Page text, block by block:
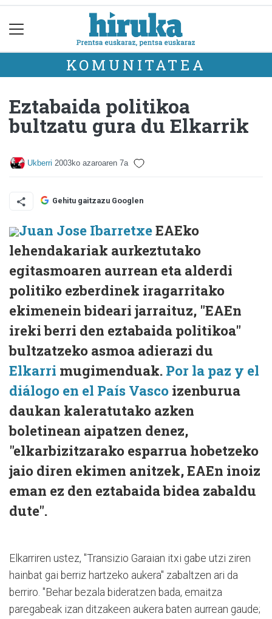
KOMUNITATEA
Eztabaida politikoa
bultzatu gura du Elkarrik
Ukberri 2003ko azaroaren 7a
Gehitu gaitzazu Googlen
Juan Jose IbarretxeEAEko
lehendakariak aurkeztutako
egitasmoaren aurrean eta alderdi
politiko ezberdinek iragarritako
ekimenein bideari jarraituz, "EAEn
ireki berri den eztabaida politikoa"
bultzatzeko asmoa adierazi du
Elkarri mugimenduak. Por la paz y el
diálogo en el País Vasco izenburua
daukan kaleratutako azken
boletinean aipatzen denez,
"elkarbizitzarako esparrua hobetzeko
jaio diren ekimen anitzek, EAEn inoiz
eman ez den eztabaida bidea zabaldu
dute".
Elkarriren ustez, "Transizio Garaian itxi gabe utzi ziren
hainbat gai berriz hartzeko aukera" zabaltzen ari da
berriro. "Behar bezala bideratzen bada, emaitza
paregabeak izan ditzakeen aukera baten aurrean gaude;